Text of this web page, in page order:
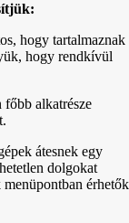
hogy tartalmaznak
hogy rendkívül
főbb alkatrésze
átesnek egy
dolgokat
érhetők